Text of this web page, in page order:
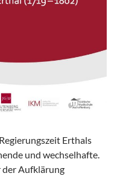
Erthals
und wechselhafte.
der Aufklärung